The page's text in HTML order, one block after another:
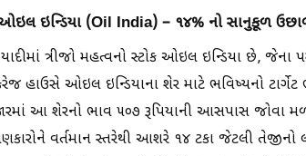
ઇન્ડિયા (Oil India) – ૧૪% નો સાનુકૂળ
ત્રીજો મહત્વનો સ્ટોક ઓઇલ ઇન્ડિયા છે, જેના
હાઉસે ઓઇલ ઇન્ડિયાના શેર માટે ભવિષ્યનો ટાર્ગેટ
આ શેરનો ભાવ ૫૦૭ રૂપિયાની આસપાસ જોવા
વર્તમાન સ્તરેથી આશરે ૧૪ ટકા જેટલી